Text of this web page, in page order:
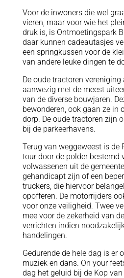
Voor de inwoners die wel
vieren, maar voor wie het
druk is, is Ontmoetingspark
daar kunnen cadeautasjes
een springkussen voor de
van andere leuke dingen te
De oude tractoren
aanwezig met de meest
van de diverse bouwjaren.
bewonderen, ook gaan ze in
dorp. De oude tractoren zijn
bij de parkeerhavens.
Terug van weggeweest is de
tour door de polder bestemd
volwassenen uit de
gehandicapt zijn of een
truckers, die hiervoor
opofferen. De motorrijders
voor onze veiligheid. Twee
mee voor de zekerheid van
verrichten indien
handelingen.
Gedurende de hele dag is er
muziek en dans. On your
dag het geluid bij de Kop